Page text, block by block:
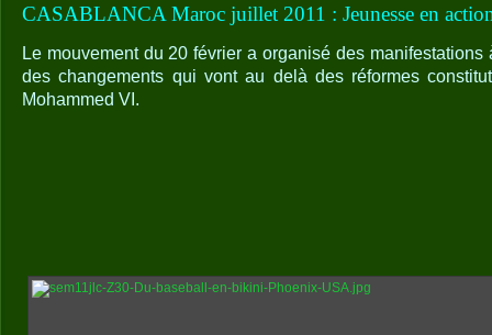
CASABLANCA Maroc juillet 2011 : Jeunesse en
Le mouvement du 20 février a organisé des
des changements qui vont au delà des réformes
Mohammed VI.